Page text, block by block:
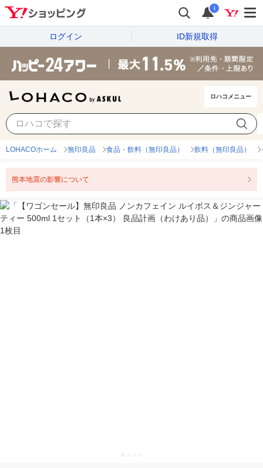
i
ログイン ID新規取得
ロハコメニュー
LOHACOホーム 無印良品 食品・飲料（無印良品） 飲料（無印良品）
熊本地震の影響について